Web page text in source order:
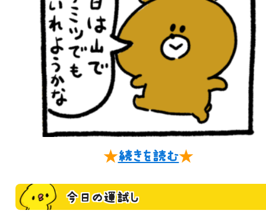
★続きを読む★
今日の運試し